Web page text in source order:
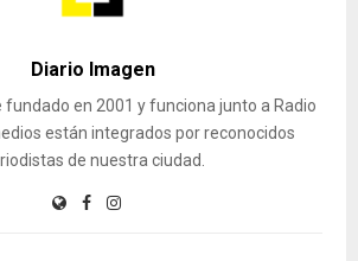
Diario Imagen
fundado en 2001 y funciona junto a Radio
están integrados por reconocidos
de nuestra ciudad.